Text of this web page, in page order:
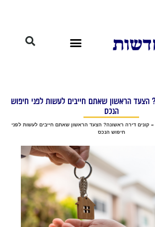
הצעד הראשון שאתם חייבים לעשות לפני חיפוש
הנכס
» קונים דירה ראשונה? הצעד הראשון שאתם חייבים לעשות לפני
חיפוש הנכס